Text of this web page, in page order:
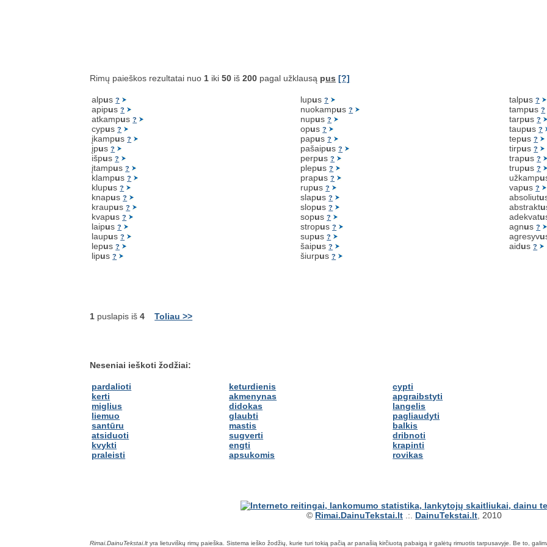
Rimų paieškos rezultatai nuo 1 iki50 iš200 pagal užklausą pus [?]
alpus?
apipus?
atkampus?
cypus?
įkampus?
įpus?
išpus?
įtampus?
klampus?
klupus?
knapus?
kraupus?
kvapus?
laipus?
laupus?
lepus?
lipus?
lupus?
nuokampus?
nupus?
opus?
papus?
pašaipus?
perpus?
plepus?
prapus?
rupus?
slapus?
slopus?
sopus?
stropus?
supus?
šaipus?
šiurpus?
talpus?
tampus?
tarpus?
taupus?
tepus?
tirpus?
trapus?
trupus?
užkampu
vapus?
absoliutu
abstraktu
adekvatu
agnus?
agresyvu
aidus?
1 puslapis iš4 Toliau >>
Neseniai ieškoti žodžiai:
pardalioti
kerti
miglius
liemuo
santūru
atsiduoti
kvykti
praleisti
keturdienis
akmenynas
didokas
glaubti
mastis
sugverti
engti
apsukomis
cypti
apgraibstyti
langelis
pagliaudyti
balkis
dribnoti
krapinti
rovikas
© Rimai.DainuTekstai.lt .:. DainuTekstai.lt , 2010
Rimai.DainuTekstai.lt yra lietuviškų rimų paieška. Sistema ieško žodžių, kurie turi tokią pačią ar panašią kirčiuotą pabaigą ir galėtų rimuotis tarpusavyje. Be to,